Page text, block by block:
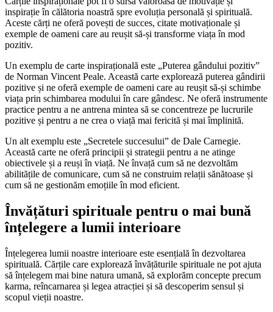
inspirație în călătoria noastră spre evoluția personală și spirituală.
Aceste cărți ne oferă povești de succes, citate motivaționale și
exemple de oameni care au reușit să-și transforme viața în mod
pozitiv.
Un exemplu de carte inspirațională este „Puterea gândului pozitiv”
de Norman Vincent Peale. Această carte explorează puterea gândirii
pozitive și ne oferă exemple de oameni care au reușit să-și schimbe
viața prin schimbarea modului în care gândesc. Ne oferă instrumente
practice pentru a ne antrena mintea să se concentreze pe lucrurile
pozitive și pentru a ne crea o viață mai fericită și mai împlinită.
Un alt exemplu este „Secretele succesului” de Dale Carnegie.
Această carte ne oferă principii și strategii pentru a ne atinge
obiectivele și a reuși în viață. Ne învață cum să ne dezvoltăm
abilitățile de comunicare, cum să ne construim relații sănătoase și
cum să ne gestionăm emoțiile în mod eficient.
Învățături spirituale pentru o mai bună
înțelegere a lumii interioare
Înțelegerea lumii noastre interioare este esențială în dezvoltarea
spirituală. Cărțile care explorează învățăturile spirituale ne pot ajuta
să înțelegem mai bine natura umană, să explorăm concepte precum
karma, reîncarnarea și legea atracției și să descoperim sensul și
scopul vieții noastre.